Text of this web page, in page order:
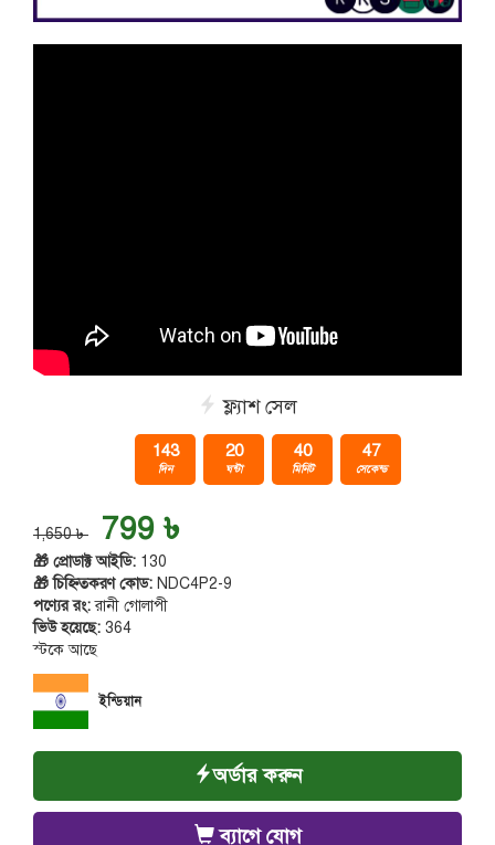
ফ্ল্যাশ সেল
143
দিন
20
ঘন্টা
40
মিনিট
46
সেকেন্ড
1,650 ৳ 799 ৳
🎁 প্রোডাক্ট আইডি: 130
🎁 চিহ্নিতকরণ কোড: NDC4P2-9
পণ্যের রং:রানী গোলাপী
ভিউ হয়েছে: 364
স্টকে আছে
ইন্ডিয়ান
অর্ডার করুন
ব্যাগে যোগ